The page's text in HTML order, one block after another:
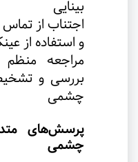
بینایی
اجتناب از
و استفاده از
مراجعه
بررسی و
چشمی
پرسش‌های
چشمی